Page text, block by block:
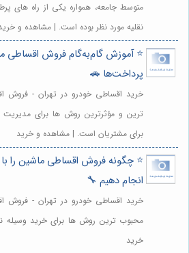
متوسط جامعه، همواره یکی از راه های
نقلیه مورد نظر بوده است. | مشاهده و
⭐️ آموزش گام‌به‌گام فروش اقساطی
پرداخت‌ها 🚗
خرید اقساطی خودرو در تهران - فروش
ترین و مؤثرترین روش ها برای
برای مشتریان است. | مشاهده و خرید
⭐️ چگونه فروش اقساطی ماشین را
انجام دهیم 🔧
خرید اقساطی خودرو در تهران - فروش
محبوب ترین روش ها برای خرید وسیله
خرید